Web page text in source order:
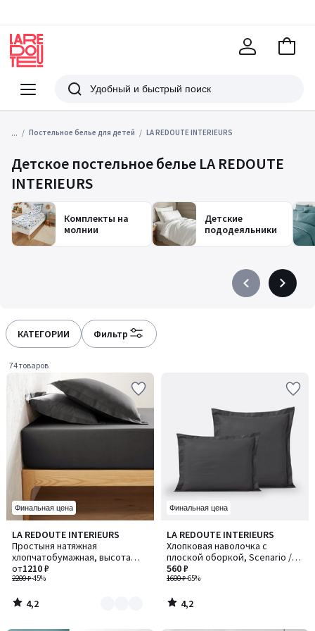
Меню
Redoute
Поиск
В
... Постельное белье для детей LA REDOUTE INTERIEURS
Детское постельное белье LA REDOUTE
INTERIEURS
Комплекты на
молнии
Детские
пододеяльники
PrécédentSuivant
КАТЕГОРИИ Фильтр
74 товаров
Финальная цена
LA REDOUTE INTERIEURS
Простыня натяжная
хлопчатобумажная, высота
бортика 25 см, Scenario /
Сценарио
2200 ₽-45%
от1210 ₽
4,2
/ 5
Количество
цветов:
8
4,2
/
Финальная цена
LA REDOUTE INTERIEURS
Хлопковая наволочка с
плоской оборкой, Scenario /
Сценарио
1600 ₽-65%
560 ₽
4,2
/ 5
4,2
/